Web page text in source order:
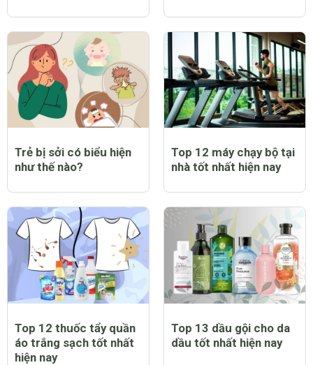
Trẻ bị sởi có biểu hiện
như thế nào?
Top 12 máy chạy bộ tại
nhà tốt nhất hiện nay
Top 12 thuốc tẩy quần
áo trắng sạch tốt nhất
hiện nay
Top 13 dầu gội cho da
dầu tốt nhất hiện nay